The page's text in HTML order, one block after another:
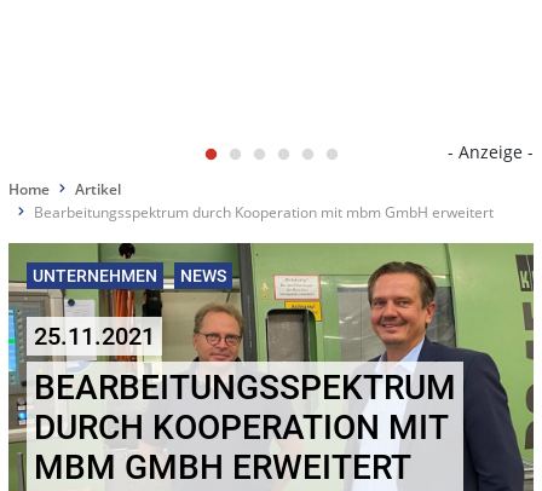
- Anzeige -
Home
Artikel
Bearbeitungsspektrum durch Kooperation mit mbm GmbH erweitert
UNTERNEHMEN NEWS
25.11.2021
BEARBEITUNGSSPEKTRUM
DURCH KOOPERATION MIT
MBM GMBH ERWEITERT